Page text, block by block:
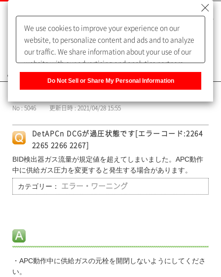
よくあるご質問（FAQ）
No : 5046 更新日時 : 2021/04/28 15:55
DetAPCn DCGが過圧状態です[エラーコード:2264
2265 2266 2267]
BID検出器ガス流量が規定値を超えてしまいました。APC動作
中に供給ガス圧力を変更すると発生する場合があります。
カテゴリー： エラー・ワーニング
・APC動作中に供給ガスの元栓を開閉しないようにしてくださ
い。
We use cookies to improve your experience on our
website, to personalize content and ads and to analyze
our traffic. We share information about your use of our
website with our advertising and analytics partners,
of our sharing information about you with our partners.
Information] to customize your cookie settings on our
website.Privacy Policy
Do Not Sell or Share My Personal Information